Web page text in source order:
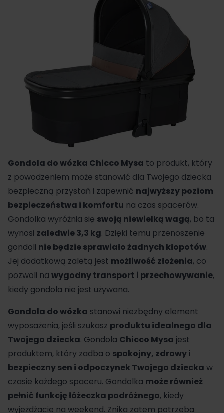
Gondola do wózka Chicco Mysa to produkt, który
z powodzeniem może stanowić dla Twojego dziecka
bezpieczną przystań i zapewnić najwyższy poziom
bezpieczeństwa i komfortu na czas spacerów.
Gondolka wyróżnia się swoją niewielką wagą, bo ta
wynosi zaledwie 3,3 kg. Dzięki temu przenoszenie
gondoli nie będzie sprawiało żadnych kłopotów.
Jej dodatkową zaletą jest możliwość złożenia, co
pozwoli na wygodny transport i przechowywanie,
kiedy gondola nie jest używana.
Gondola do wózka stanowi niezbędny element
wyposażenia, jeśli szukasz produktu idealnego dla
Twojego dziecka. Gondola Chicco Mysa jest
produktem, który zadba o spokojny, zdrowy i
bezpieczny sen i odpoczynek Twojego dziecka w
czasie każdego spaceru. Gondolka może również
pełnić funkcję łóżeczka podróżnego, kiedy
wyjeżdżacie na weekend. Znika zatem potrzeba